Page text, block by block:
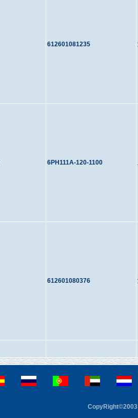
612601081235
6PH111A-120-1100
612601080376